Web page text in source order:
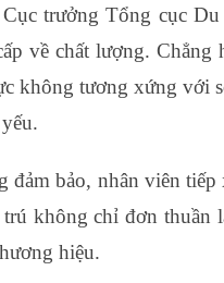
trưởng Tổng cục
về chất lượng. Chẳng
không tương xứng với
bảo, nhân viên
không chỉ đơn thuần
hiệu.